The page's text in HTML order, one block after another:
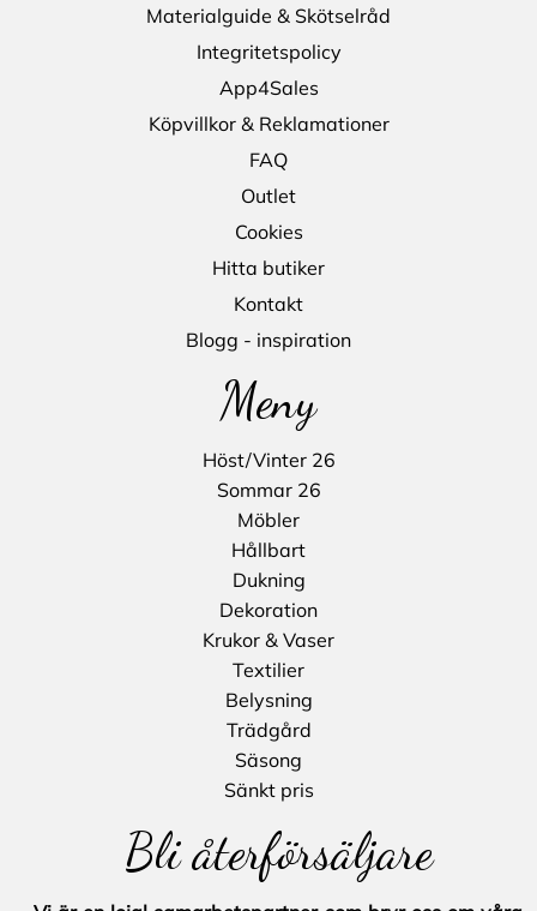
Materialguide & Skötselråd
Integritetspolicy
App4Sales
Köpvillkor & Reklamationer
FAQ
Outlet
Cookies
Hitta butiker
Kontakt
Blogg - inspiration
Meny
Höst/Vinter 26
Sommar 26
Möbler
Hållbart
Dukning
Dekoration
Krukor & Vaser
Textilier
Belysning
Trädgård
Säsong
Sänkt pris
Bli återförsäljare